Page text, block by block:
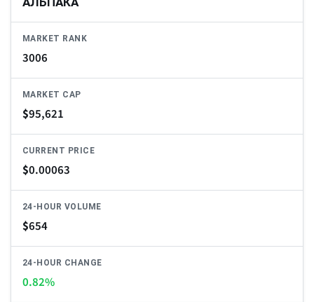
MARKET RANK
3006
MARKET CAP
$95,621
CURRENT PRICE
$0.00063
24-HOUR VOLUME
$654
24-HOUR CHANGE
0.82%